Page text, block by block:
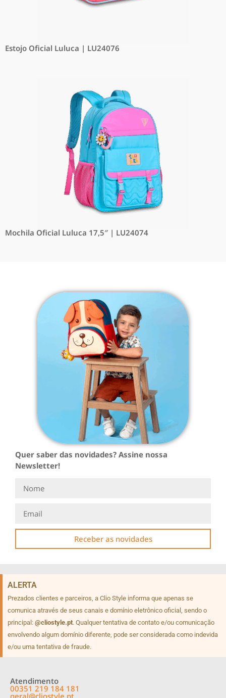
Estojo Oficial Luluca | LU24076
Mochila Oficial Luluca 17,5″ | LU24074
Quer saber das novidades? Assine nossa
Newsletter!
Receber as novidades
ALERTA
Prezados clientes e parceiros, a Clio Style informa que apenas se
comunica através de seus canais e domínio eletrônico oficial, sendo o
principal: @cliostyle.pt. Qualquer tentativa de contato e/ou comunicação
envolvendo algum domínio diferente, pode ser considerada como indevida
e/ou uma tentativa de fraude.
Atendimento
00351 219 184 181